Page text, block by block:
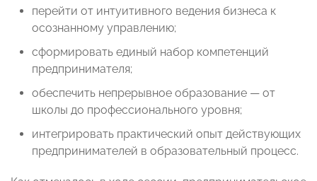
перейти от интуитивного ведения бизнеса к
осознанному управлению;
сформировать единый набор компетенций
предпринимателя;
обеспечить непрерывное образование — от
школы до профессионального уровня;
интегрировать практический опыт действующих
предпринимателей в образовательный процесс.